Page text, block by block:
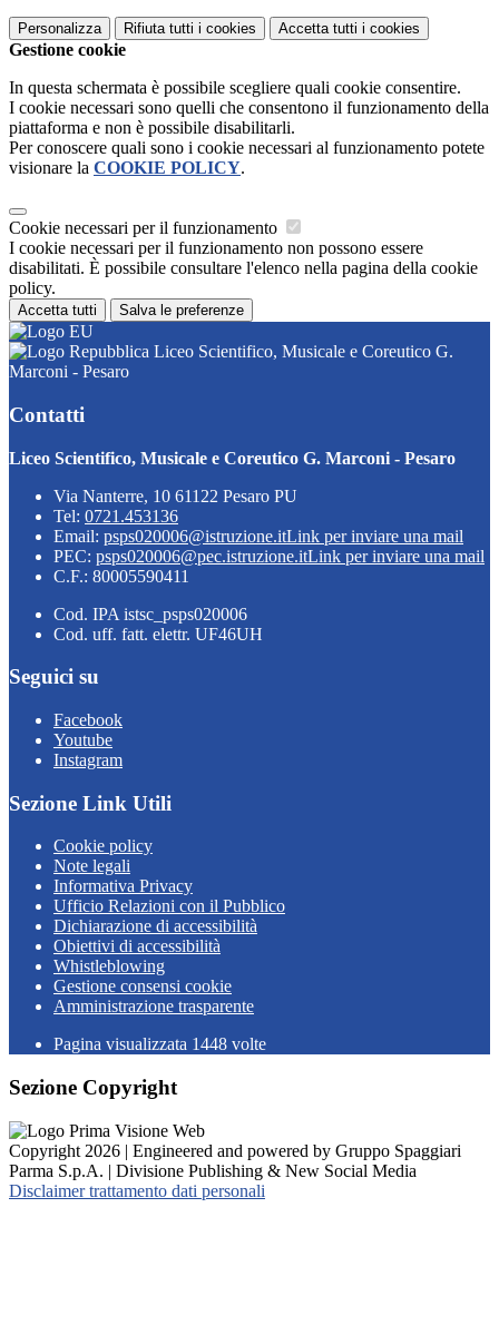
Personalizza Rifiuta tutti i cookies Accetta tutti i cookies
Gestione cookie
In questa schermata è possibile scegliere quali cookie consentire.
I cookie necessari sono quelli che consentono il funzionamento della
piattaforma e non è possibile disabilitarli.
Per conoscere quali sono i cookie necessari al funzionamento potete
visionare la COOKIE POLICY.
Cookie necessari per il funzionamento
I cookie necessari per il funzionamento non possono essere
disabilitati. È possibile consultare l'elenco nella pagina della cookie
policy.
Accetta tutti Salva le preferenze
Liceo Scientifico, Musicale e Coreutico G.
Marconi - Pesaro
Contatti
Liceo Scientifico, Musicale e Coreutico G. Marconi - Pesaro
Via Nanterre, 10 61122 Pesaro PU
Tel: 0721.453136
Email: psps020006@istruzione.itLink per inviare una mail
PEC: psps020006@pec.istruzione.itLink per inviare una mail
C.F.: 80005590411
Cod. IPA istsc_psps020006
Cod. uff. fatt. elettr. UF46UH
Seguici su
Facebook
Youtube
Instagram
Sezione Link Utili
Cookie policy
Note legali
Informativa Privacy
Ufficio Relazioni con il Pubblico
Dichiarazione di accessibilità
Obiettivi di accessibilità
Whistleblowing
Gestione consensi cookie
Amministrazione trasparente
Pagina visualizzata 1448 volte
Sezione Copyright
Copyright 2026 | Engineered and powered by Gruppo Spaggiari
Parma S.p.A. | Divisione Publishing & New Social Media
Disclaimer trattamento dati personali